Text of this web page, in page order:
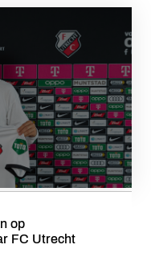
op
FC Utrecht